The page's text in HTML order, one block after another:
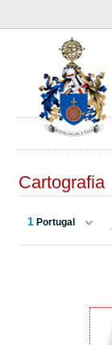
Cartografia
1 Portugal